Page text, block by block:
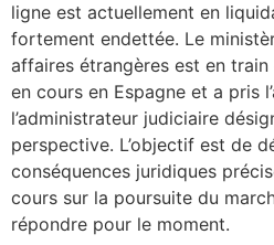
ligne est actuellement en
fortement endettée. Le
affaires étrangères est en train
en cours en Espagne et a pris
l’administrateur judiciaire
perspective. L’objectif est de
conséquences juridiques
cours sur la poursuite du
répondre pour le moment.